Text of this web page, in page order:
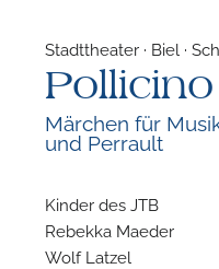
Stadttheater · Biel ·
Pollicino
Märchen für
und Perrault
Kinder des JTB
Rebekka Maeder
Wolf Latzel